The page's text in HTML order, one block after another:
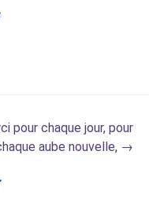
pour chaque jour, pour
aube nouvelle, →